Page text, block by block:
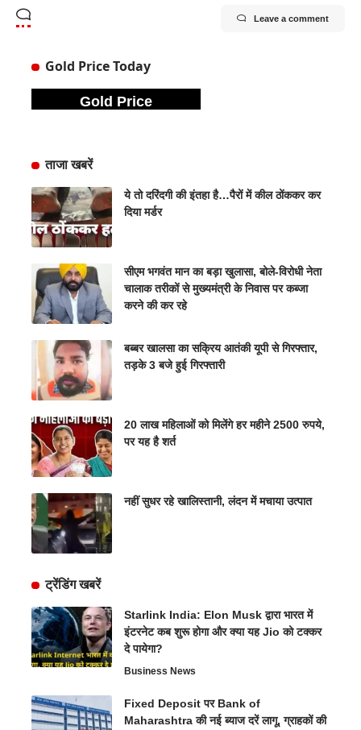
Leave a comment
Gold Price Today
Gold Price
ताजा खबरें
ये तो दरिंदगी की इंतहा है…पैरों में कील ठोंककर कर
दिया मर्डर
सीएम भगवंत मान का बड़ा खुलासा, बोले-विरोधी नेता
चालाक तरीकों से मुख्यमंत्री के निवास पर कब्जा
करने की कर रहे
बब्बर खालसा का सक्रिय आतंकी यूपी से गिरफ्तार,
तड़के 3 बजे हुई गिरफ्तारी
20 लाख महिलाओं को मिलेंगे हर महीने 2500 रुपये,
पर यह है शर्त
नहीं सुधर रहे खालिस्तानी, लंदन में मचाया उत्पात
ट्रेंडिंग खबरें
Starlink India: Elon Musk द्वारा भारत में
इंटरनेट कब शुरू होगा और क्या यह Jio को टक्कर
दे पायेगा?
Business News
Fixed Deposit पर Bank of
Maharashtra की नई ब्याज दरें लागू, ग्राहकों की